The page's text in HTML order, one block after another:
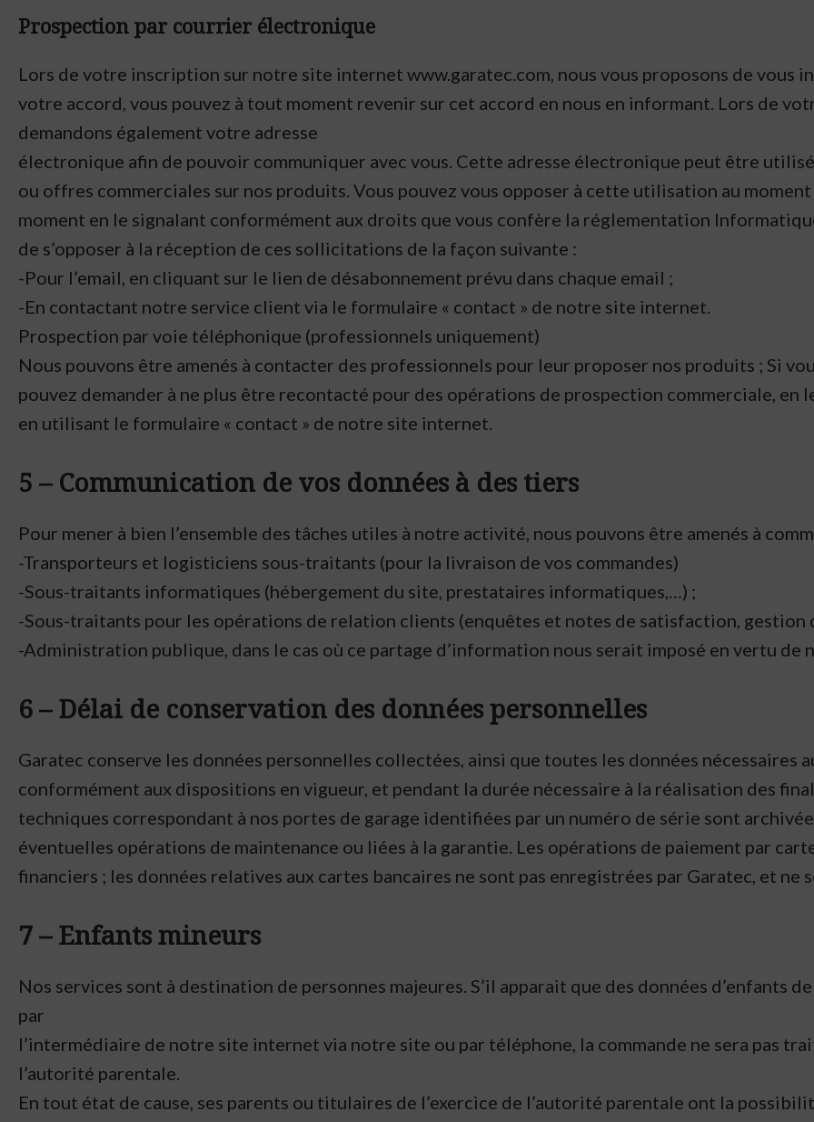
Prospection par courrier électronique
Lors de votre inscription sur notre site internet www.garatec.com, nous vous proposons de vous
votre accord, vous pouvez à tout moment revenir sur cet accord en nous en informant. Lors de
demandons également votre adresse
électronique afin de pouvoir communiquer avec vous. Cette adresse électronique peut être
ou offres commerciales sur nos produits. Vous pouvez vous opposer à cette utilisation au
moment en le signalant conformément aux droits que vous confère la réglementation
de s’opposer à la réception de ces sollicitations de la façon suivante :
-Pour l’email, en cliquant sur le lien de désabonnement prévu dans chaque email ;
-En contactant notre service client via le formulaire « contact » de notre site internet.
Prospection par voie téléphonique (professionnels uniquement)
Nous pouvons être amenés à contacter des professionnels pour leur proposer nos produits ; Si
pouvez demander à ne plus être recontacté pour des opérations de prospection commerciale, en
en utilisant le formulaire « contact » de notre site internet.
5 – Communication de vos données à des tiers
Pour mener à bien l’ensemble des tâches utiles à notre activité, nous pouvons être amenés à
-Transporteurs et logisticiens sous-traitants (pour la livraison de vos commandes)
-Sous-traitants informatiques (hébergement du site, prestataires informatiques,…) ;
-Sous-traitants pour les opérations de relation clients (enquêtes et notes de satisfaction,
-Administration publique, dans le cas où ce partage d’information nous serait imposé en vertu de
6 – Délai de conservation des données personnelles
Garatec conserve les données personnelles collectées, ainsi que toutes les données nécessaires
conformément aux dispositions en vigueur, et pendant la durée nécessaire à la réalisation des
techniques correspondant à nos portes de garage identifiées par un numéro de série sont
éventuelles opérations de maintenance ou liées à la garantie. Les opérations de paiement par
financiers ; les données relatives aux cartes bancaires ne sont pas enregistrées par Garatec, et ne
7 – Enfants mineurs
Nos services sont à destination de personnes majeures. S’il apparait que des données d’enfants
par
l’intermédiaire de notre site internet via notre site ou par téléphone, la commande ne sera pas
l’autorité parentale.
En tout état de cause, ses parents ou titulaires de l’exercice de l’autorité parentale ont la